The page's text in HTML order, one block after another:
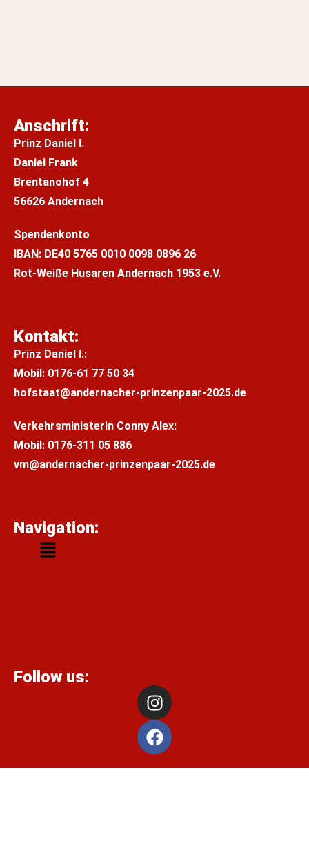
Anschrift:
Prinz Daniel I.
Daniel Frank
Brentanohof 4
56626 Andernach
Spendenkonto
IBAN: DE40 5765 0010 0098 0896 26
Rot-Weiße Husaren Andernach 1953 e.V.
Kontakt:
Prinz Daniel I.:
Mobil: 0176-61 77 50 34
hofstaat@andernacher-prinzenpaar-2025.de
Verkehrsministerin Conny Alex:
Mobil: 0176-311 05 886
vm@andernacher-prinzenpaar-2025.de
Navigation:
Follow us: